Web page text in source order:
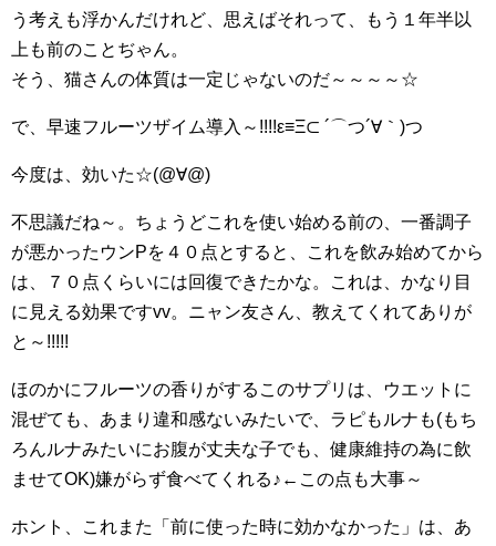
う考えも浮かんだけれど、思えばそれって、もう１年半以
上も前のことぢゃん。
そう、猫さんの体質は一定じゃないのだ～～～～☆
で、早速フルーツザイム導入～!!!!ε≡Ξ⊂ ´⌒つ´∀｀)つ
今度は、効いた☆(@∀@)
不思議だね～。ちょうどこれを使い始める前の、一番調子
が悪かったウンPを４０点とすると、これを飲み始めてから
は、７０点くらいには回復できたかな。これは、かなり目
に見える効果ですvv。ニャン友さん、教えてくれてありが
と～!!!!!
ほのかにフルーツの香りがするこのサプリは、ウエットに
混ぜても、あまり違和感ないみたいで、ラピもルナも(もち
ろんルナみたいにお腹が丈夫な子でも、健康維持の為に飲
ませてOK)嫌がらず食べてくれる♪←この点も大事～
ホント、これまた「前に使った時に効かなかった」は、あ